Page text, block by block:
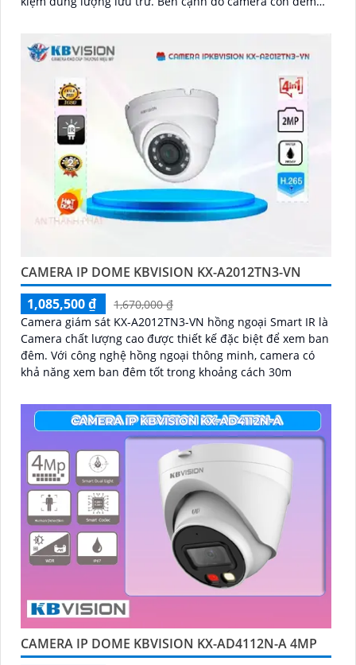
hiệu quả
CAMERA IP DOME KBVISION KX-A2012TN3-VN
1,085,500 ₫
1,670,000 ₫
Camera giám sát KX-A2012TN3-VN hồng ngoại Smart IR là
Camera chất lượng cao được thiết kế đặc biệt để xem ban
đêm. Với công nghệ hồng ngoại thông minh, camera có
khả năng xem ban đêm tốt trong khoảng cách 30m
CAMERA IP DOME KBVISION KX-AD4112N-A 4MP